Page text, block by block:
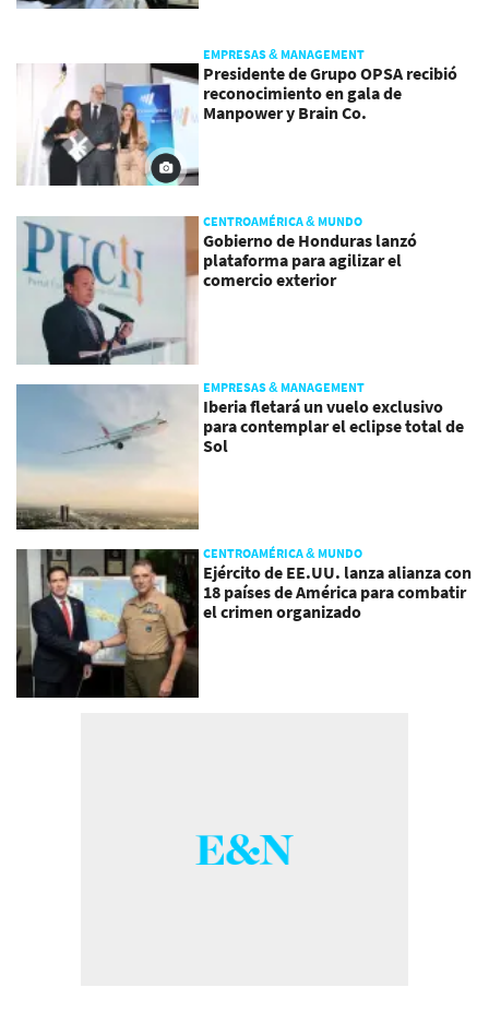
EMPRESAS & MANAGEMENT
Presidente de Grupo OPSA recibió
reconocimiento en gala de
Manpower y Brain Co.
CENTROAMÉRICA & MUNDO
Gobierno de Honduras lanzó
plataforma para agilizar el
comercio exterior
EMPRESAS & MANAGEMENT
Iberia fletará un vuelo exclusivo
para contemplar el eclipse total de
Sol
CENTROAMÉRICA & MUNDO
Ejército de EE.UU. lanza alianza con
18 países de América para combatir
el crimen organizado